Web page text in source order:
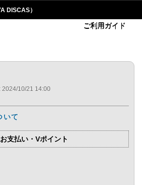
DISCAS）
ご利用ガイド
2024/10/21 14:00
いて
支払い・Vポイント